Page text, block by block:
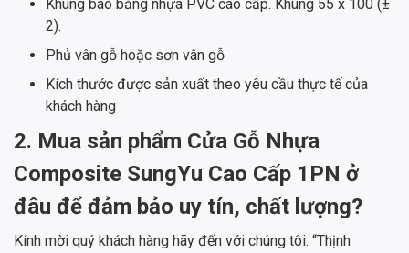
Khung bao bằng nhựa PVC cao cấp. Khung 55 x 100 (±
2).
Phủ vân gỗ hoặc sơn vân gỗ
Kích thước được sản xuất theo yêu cầu thực tế của
khách hàng
2. Mua sản phẩm Cửa Gỗ Nhựa
Composite SungYu Cao Cấp 1PN ở
đâu để đảm bảo uy tín, chất lượng?
Kính mời quý khách hàng hãy đến với chúng tôi: “Thịnh